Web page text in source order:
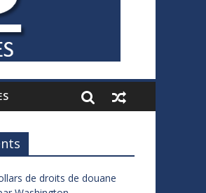
de droits de douane